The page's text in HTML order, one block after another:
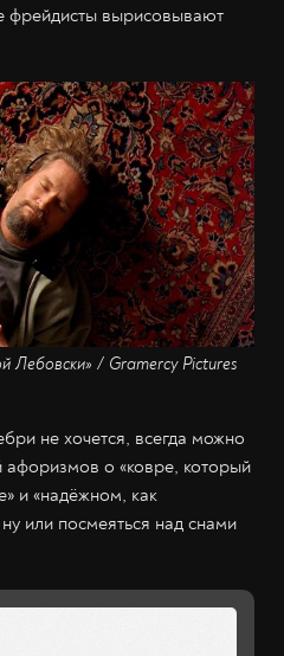
фрейдисты вырисовывают
Лебовски» / Gramercy Pictures
не хочется, всегда можно
афоризмов о «ковре, который
и «надёжном, как
или посмеяться над снами